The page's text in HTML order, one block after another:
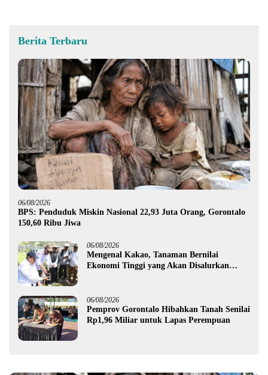
Berita Terbaru
06/08/2026
BPS: Penduduk Miskin Nasional 22,93 Juta Orang, Gorontalo
150,60 Ribu Jiwa
06/08/2026
Mengenal Kakao, Tanaman Bernilai
Ekonomi Tinggi yang Akan Disalurkan
06/08/2026
Pemprov Gorontalo Hibahkan Tanah Senilai
Rp1,96 Miliar untuk Lapas Perempuan